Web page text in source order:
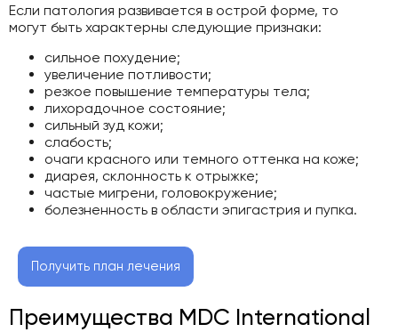
Если патология развивается в острой форме, то
могут быть характерны следующие признаки:
сильное похудение;
увеличение потливости;
резкое повышение температуры тела;
лихорадочное состояние;
сильный зуд кожи;
слабость;
очаги красного или темного оттенка на коже;
диарея, склонность к отрыжке;
частые мигрени, головокружение;
болезненность в области эпигастрия и пупка.
Получить план лечения
Преимущества MDC International